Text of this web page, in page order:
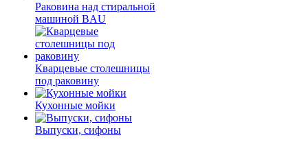
Раковина над стиральной
машиной BAU
Кварцевые столешницы
под раковину
Кухонные мойки
Выпуски, сифоны